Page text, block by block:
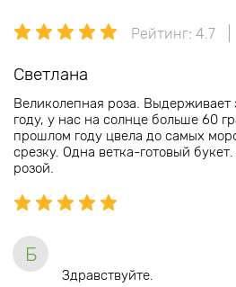
Рейтинг: 4.7
Светлана
Великолепная роза. Выдерживает
году, у нас на солнце больше 60
прошлом году цвела до самых
срезку. Одна ветка-готовый
розой.
Б
Здравствуйте.